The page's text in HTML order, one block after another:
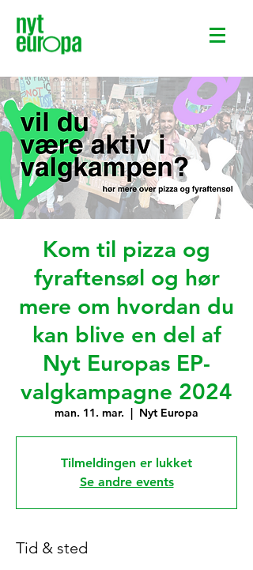
Kom til pizza og
fyraftensøl og hør
mere om hvordan du
kan blive en del af
Nyt Europas EP-
valgkampagne 2024
man. 11. mar.
  |
Nyt Europa
Tilmeldingen er lukket
Se andre events
Tid & sted